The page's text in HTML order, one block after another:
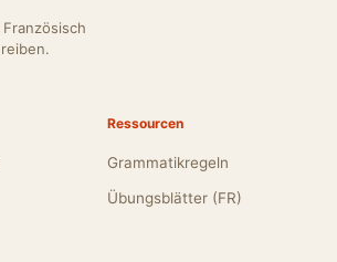
Ressourcen
Grammatikregeln
Übungsblätter (FR)